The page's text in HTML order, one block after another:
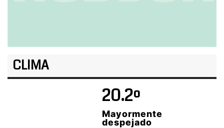
CLIMA
20.2º
Mayormente
despejado